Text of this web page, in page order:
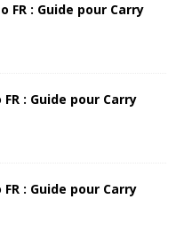
FR : Guide pour Carry
: Guide pour Carry
: Guide pour Carry